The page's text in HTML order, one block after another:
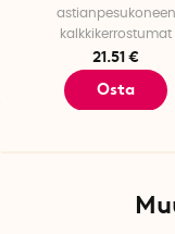
astianpesukoneen
kalkkikerrostumat
21.51 €
Osta